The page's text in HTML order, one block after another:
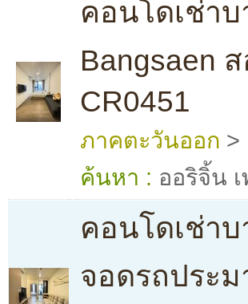
คอนโดเช่าบ
Bangsaen
CR0451
ภาคตะวันออก >
ค้นหา : ออริจิ้น
คอนโดเช่าบ
จอดรถประ